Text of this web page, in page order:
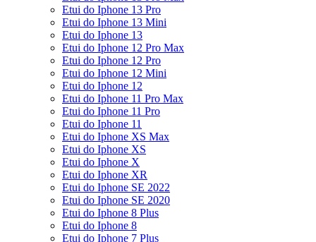
Etui do Iphone 13 Pro
Etui do Iphone 13 Mini
Etui do Iphone 13
Etui do Iphone 12 Pro Max
Etui do Iphone 12 Pro
Etui do Iphone 12 Mini
Etui do Iphone 12
Etui do Iphone 11 Pro Max
Etui do Iphone 11 Pro
Etui do Iphone 11
Etui do Iphone XS Max
Etui do Iphone XS
Etui do Iphone X
Etui do Iphone XR
Etui do Iphone SE 2022
Etui do Iphone SE 2020
Etui do Iphone 8 Plus
Etui do Iphone 8
Etui do Iphone 7 Plus